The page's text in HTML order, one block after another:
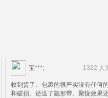
宝***; 1322 人
收到货了、包裹的很严实没有任何
和破损、还送了隐形带、聚拢效果